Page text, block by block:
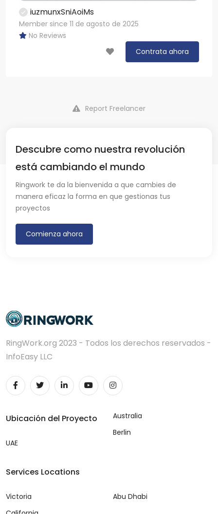
iuzmunxSniAoiMs
Member since 11 de agosto de 2025
No Reviews
Contrata ahora
Report Freelancer
Descubre como nuestra revolución
está cambiando el mundo
Ringwork te da la bienvenida a que cambies de
manera eficaz la forma en que gestionas tus
proyectos
Comienza ahora
RingWork.org 2023 - Todos los derechos reservados -
InfoEasy LLC
Ubicación del Proyecto
UAE
Australia
Berlin
Services Locations
Victoria
Abu Dhabi